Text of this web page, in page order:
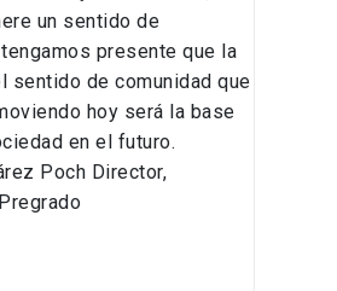
un sentido de
presente que la
sentido de comunidad que
hoy será la base
en el futuro.
Poch Director,